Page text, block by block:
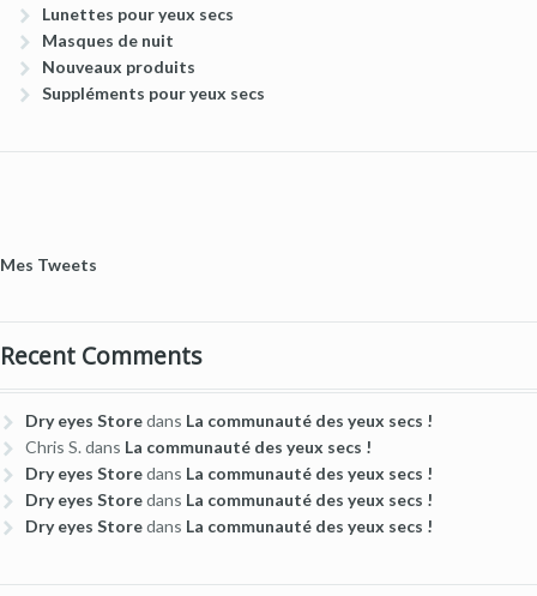
Lunettes pour yeux secs
Masques de nuit
Nouveaux produits
Suppléments pour yeux secs
Mes Tweets
Recent Comments
Dry eyes Storedans La communauté des yeux secs !
Chris S. dans La communauté des yeux secs !
Dry eyes Storedans La communauté des yeux secs !
Dry eyes Storedans La communauté des yeux secs !
Dry eyes Storedans La communauté des yeux secs !